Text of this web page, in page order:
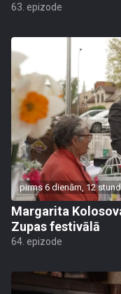
63. epizode
pirms 6 dienām, 12
Margarita
Zupas festivālā
64. epizode